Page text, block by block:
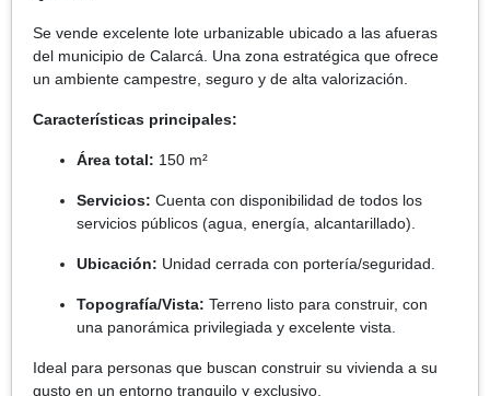
Se vende excelente lote urbanizable ubicado a las afueras
del municipio de Calarcá. Una zona estratégica que ofrece
un ambiente campestre, seguro y de alta valorización.
Características principales:
Área total: 150 m²
Servicios: Cuenta con disponibilidad de todos los
servicios públicos (agua, energía, alcantarillado).
Ubicación: Unidad cerrada con portería/seguridad.
Topografía/Vista: Terreno listo para construir, con
una panorámica privilegiada y excelente vista.
Ideal para personas que buscan construir su vivienda a su
gusto en un entorno tranquilo y exclusivo.